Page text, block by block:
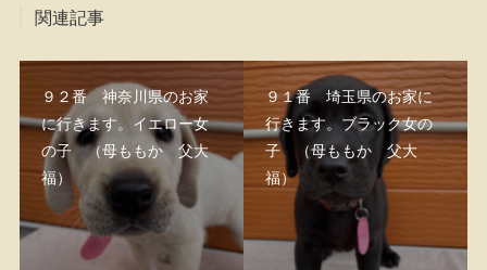
関連記事
９２番 神奈川県のお家
に行きます。イエロー女
の子 （母ももか 父大
福）
９１番 埼玉県のお家に
行きます。ブラック女の
子 （母ももか 父大
福）